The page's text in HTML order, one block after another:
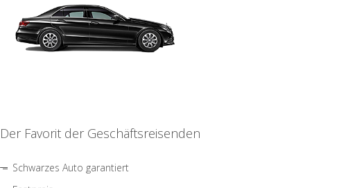
Der Favorit der Geschäftsreisenden
Schwarzes Auto garantiert